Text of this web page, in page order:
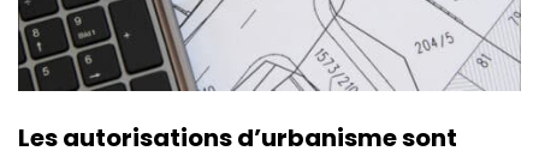
Les autorisations d’urbanisme sont